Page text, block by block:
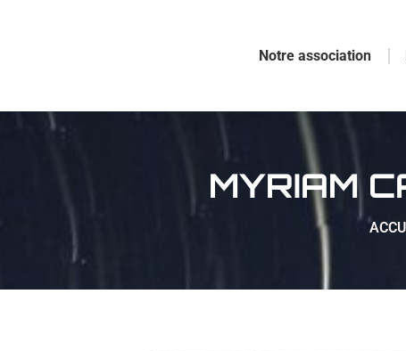
Notre association
MYRIAM
Vous